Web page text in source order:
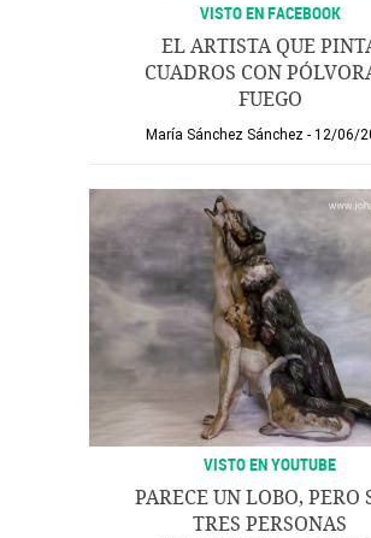
VISTO EN FACEBOOK
EL ARTISTA QUE
CUADROS CON
FUEGO
María Sánchez Sánchez 12/06/
VISTO EN YOUTUBE
PARECE UN LOBO, PERO
TRES PERSONAS